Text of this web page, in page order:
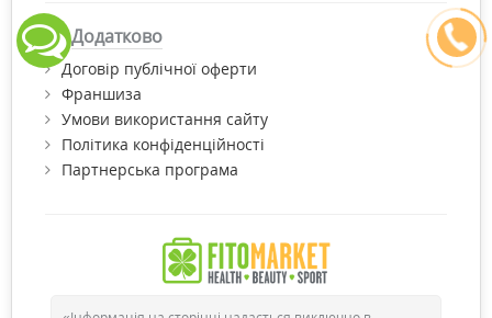
Додатково
Договір публічної оферти
Франшиза
Умови використання сайту
Політика конфіденційності
Партнерська програма